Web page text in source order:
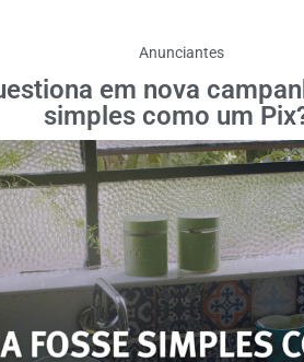
Anunciantes
em nova
simples como um